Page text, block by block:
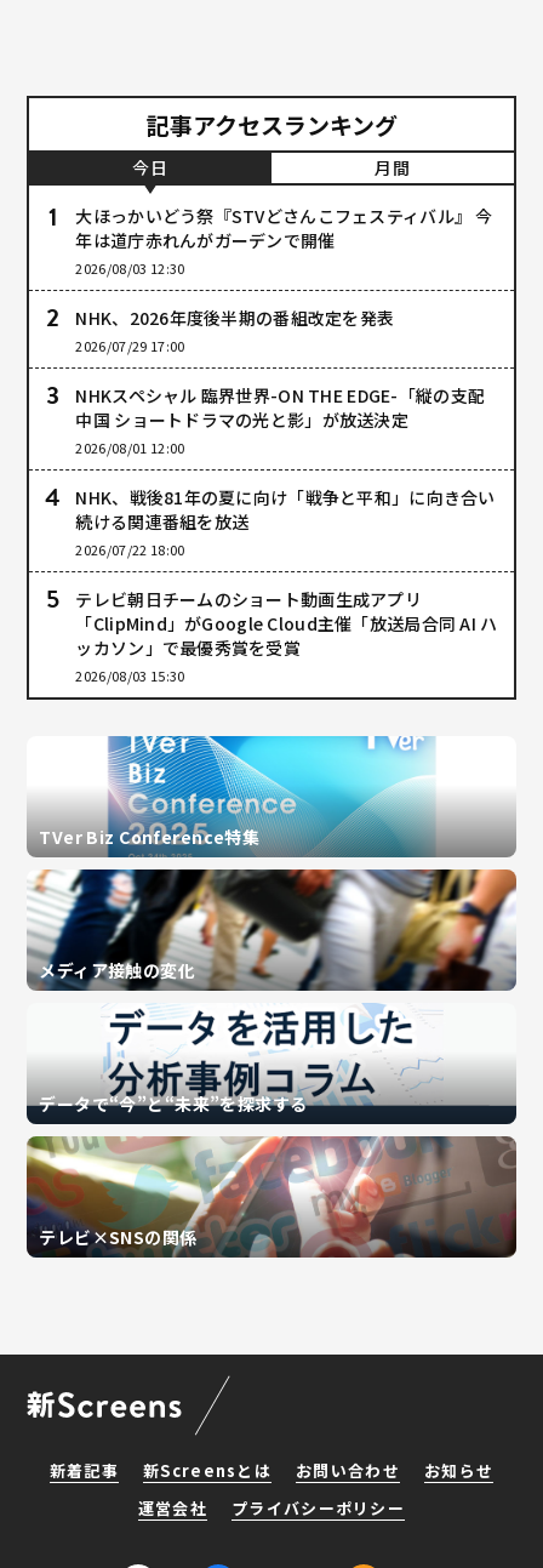
記事アクセスランキング
今日
月間
大ほっかいどう祭『STVどさんこフェスティバル』 今
年は道庁赤れんがガーデンで開催
2026/08/03 12:30
NHK、2026年度後半期の番組改定を発表
2026/07/29 17:00
NHKスペシャル 臨界世界-ON THE EDGE-「縦の支配
中国 ショートドラマの光と影」が放送決定
2026/08/01 12:00
NHK、戦後81年の夏に向け「戦争と平和」に向き合い
続ける関連番組を放送
2026/07/22 18:00
テレビ朝日チームのショート動画生成アプリ
「ClipMind」がGoogle Cloud主催「放送局合同 AI ハ
ッカソン」で最優秀賞を受賞
2026/08/03 15:30
TVer Biz Conference特集
メディア接触の変化
データで“今”と“未来”を探求する
テレビ×SNSの関係
新着記事 新Screensとは お問い合わせ
お知らせ
運営会社
プライバシーポリシー